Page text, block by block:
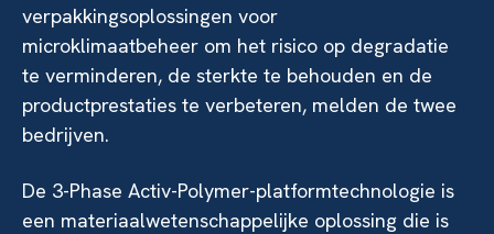
verpakkingsoplossingen voor
microklimaatbeheer om het risico op degradatie
te verminderen, de sterkte te behouden en de
productprestaties te verbeteren, melden de twee
bedrijven.
De 3-Phase Activ-Polymer-platformtechnologie is
een materiaalwetenschappelijke oplossing die is